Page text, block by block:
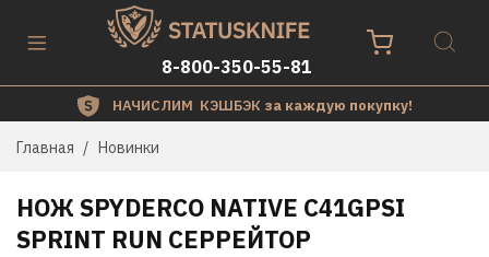
8-800-350-55-81
НАЧИСЛИМ КЭШБЭК за каждую покупку!
Главная Новинки
НОЖ SPYDERCO NATIVE C41GPSI
SPRINT RUN СЕРРЕЙТОР